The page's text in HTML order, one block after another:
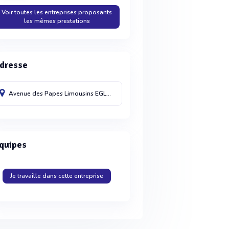
Voir toutes les entreprises proposants
les mêmes prestations
Avenue des Papes LimousinsEGLETONS
Je travaille dans cette entreprise